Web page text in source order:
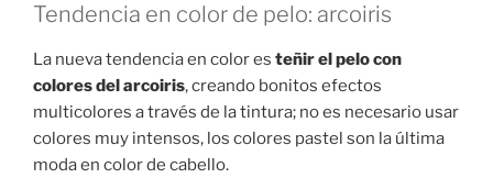
Tendencia en color de pelo: arcoiris
La nueva tendencia en color es teñir el pelo con
colores del arcoiris, creando bonitos efectos
multicolores a través de la tintura; no es necesario usar
colores muy intensos, los colores pastel son la última
moda en color de cabello.